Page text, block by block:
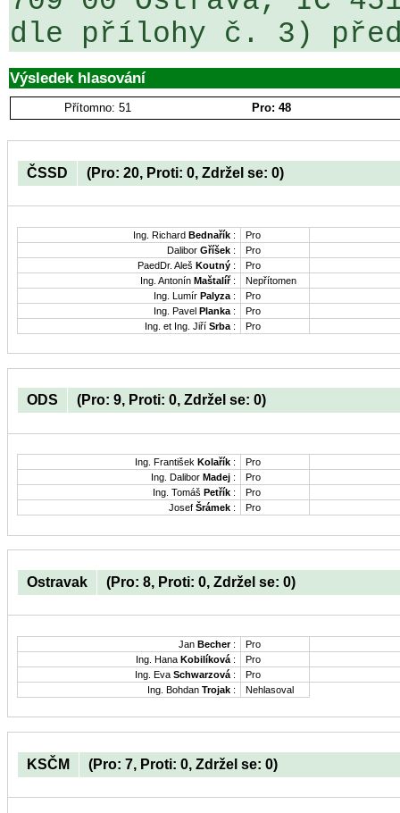
Výsledek hlasování
Přítomno: 51 Pro: 48
ČSSD (Pro: 20, Proti: 0, Zdržel se: 0)
Ing. Richard Bednařík :
Pro
Dalibor Gříšek :
Pro
PaedDr. Aleš Koutný :
Pro
Ing. Antonín Maštalíř:
Nepřítomen
Ing. Lumír Palyza :
Pro
Ing. Pavel Planka :
Pro
Ing. et Ing. Jiří Srba : Pro
ODS (Pro: 9, Proti: 0, Zdržel se: 0)
Ing. František Kolařík :
Pro
Ing. Dalibor Madej :
Pro
Ing. Tomáš Petřík :
Pro
Josef Šrámek : Pro
Ostravak (Pro: 8, Proti: 0, Zdržel se: 0)
Jan Becher:
Pro
Ing. Hana Kobilíková :
Pro
Ing. Eva Schwarzová :
Pro
Ing. Bohdan Trojak : Nehlasoval
KSČM (Pro: 7, Proti: 0, Zdržel se: 0)